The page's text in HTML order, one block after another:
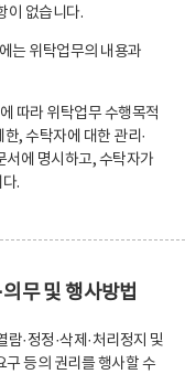
이 없습니다.
는 위탁업무의 내용과
따라 위탁업무 수행목적
, 수탁자에 대한 관리·
서에 명시하고, 수탁자가
.
무 및 행사방법
·정정·삭제·처리정지 및
구 등의 권리를 행사할 수